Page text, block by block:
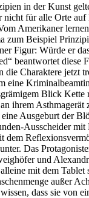
in der Kunst
nicht für alle Orte
Amerikaner
zum Beispiel
Figur: Würde er
beantwortet diese
die Charaktere jetzt
eine
Blick Kette
ihrem
Ausgeburt der
Ausscheider mit
dem
Das
und
mit dem Tablet
außer
dass sie von